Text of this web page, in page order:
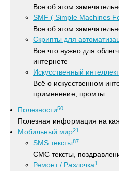
Все об этом
SMF ( Simple Machines
Все об этом
Скрипты для
Все что нужно для
интернете
Искусственный интеллект
Всё о искусственном
применение, промты
Полезности50
Полезная информация на
Мобильный мир21
SMS тексты87
СМС тексты,
Ремонт / Разлочка1